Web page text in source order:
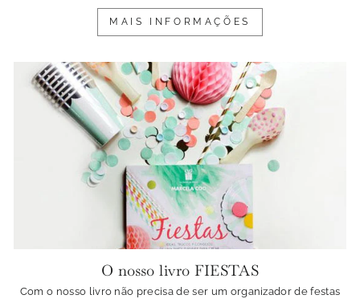
MAIS INFORMAÇÕES
O nosso livro FIESTAS
Com o nosso livro não precisa de ser um organizador de festas